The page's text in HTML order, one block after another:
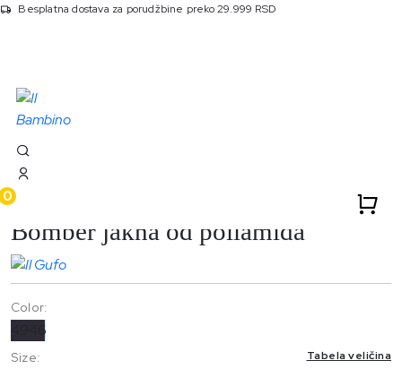
Besplatna dostava za porudžbine preko 29.999 RSD
0
Bomber jakna od poliamida
Size: Tabela veličina
Color:
4946